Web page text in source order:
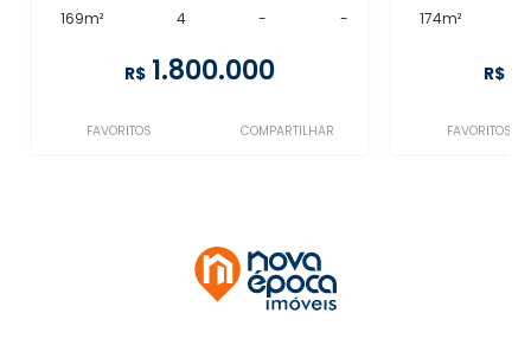
169m² 4 - -
R$ 1.800.000
FAVORITOS COMPARTILHAR
174m²
R$
FAVORITOS